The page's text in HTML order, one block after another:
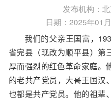
发布机构：
日期： 2025年01
我们的父亲王国富，
省完县（现改为顺平县）第
厚而强烈的红色革命家庭。
的老共产党员，大哥王国汉
也都是共产党员。他的祖辈